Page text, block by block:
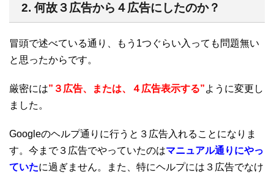
2. 何故３広告から４広告にしたのか？
冒頭で述べている通り、もう1つぐらい入っても問題無い
と思ったからです。
厳密には”３広告、または、４広告表示する”ように変更し
ました。
Googleのヘルプ通りに行うと３広告入れることになりま
す。今まで３広告でやっていたのはマニュアル通りにやっ
ていたに過ぎません。また、特にヘルプには３広告でなけ